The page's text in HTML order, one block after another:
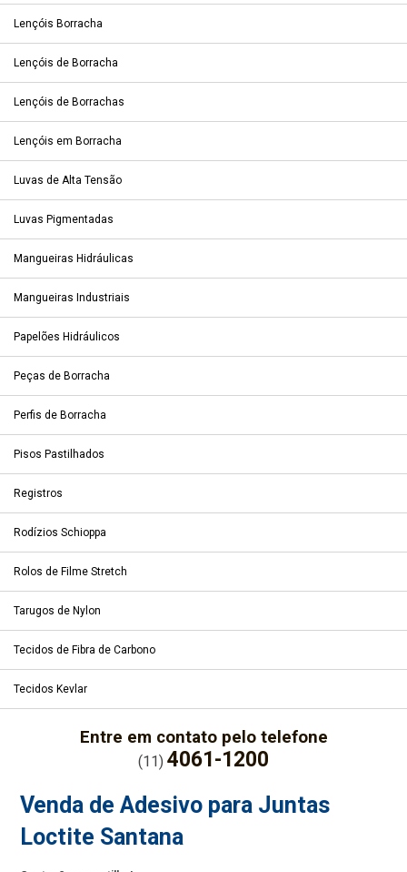
Lençóis Borracha
Lençóis de Borracha
Lençóis de Borrachas
Lençóis em Borracha
Luvas de Alta Tensão
Luvas Pigmentadas
Mangueiras Hidráulicas
Mangueiras Industriais
Papelões Hidráulicos
Peças de Borracha
Perfis de Borracha
Pisos Pastilhados
Registros
Rodízios Schioppa
Rolos de Filme Stretch
Tarugos de Nylon
Tecidos de Fibra de Carbono
Tecidos Kevlar
Entre em contato pelo telefone
(11) 4061-1200
Venda de Adesivo para Juntas
Loctite Santana